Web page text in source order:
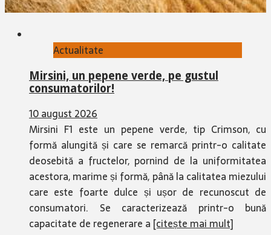
Actualitate
Mirsini, un pepene verde, pe gustul
consumatorilor!
10 august 2026
Mirsini F1 este un pepene verde, tip Crimson, cu
formă alungită și care se remarcă printr-o calitate
deosebită a fructelor, pornind de la uniformitatea
acestora, marime și formă, până la calitatea miezului
care este foarte dulce și ușor de recunoscut de
consumatori. Se caracterizează printr-o bună
capacitate de regenerare a [citește mai mult]